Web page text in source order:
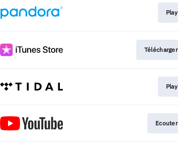
Play
Télécharger
Play
Ecouter